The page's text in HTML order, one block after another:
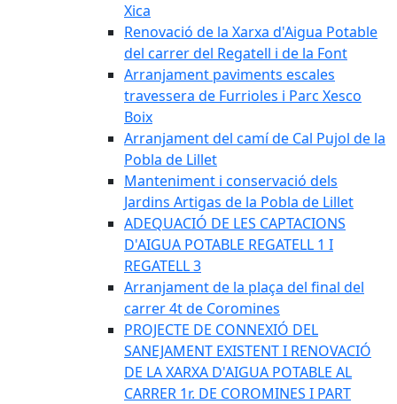
Xica
Renovació de la Xarxa d'Aigua Potable
del carrer del Regatell i de la Font
Arranjament paviments escales
travessera de Furrioles i Parc Xesco
Boix
Arranjament del camí de Cal Pujol de la
Pobla de Lillet
Manteniment i conservació dels
Jardins Artigas de la Pobla de Lillet
ADEQUACIÓ DE LES CAPTACIONS
D'AIGUA POTABLE REGATELL 1 I
REGATELL 3
Arranjament de la plaça del final del
carrer 4t de Coromines
PROJECTE DE CONNEXIÓ DEL
SANEJAMENT EXISTENT I RENOVACIÓ
DE LA XARXA D'AIGUA POTABLE AL
CARRER 1r. DE COROMINES I PART